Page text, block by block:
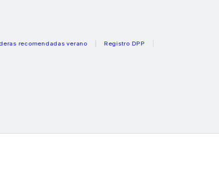
verano Registro DPP